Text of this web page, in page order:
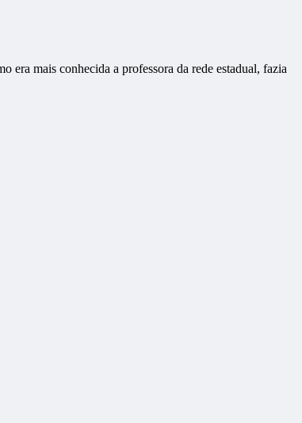
era mais conhecida a professora da rede estadual, fazia